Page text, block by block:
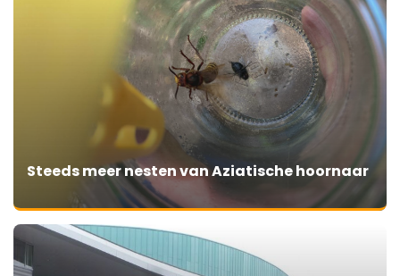
Steeds meer nesten van Aziatische hoornaar